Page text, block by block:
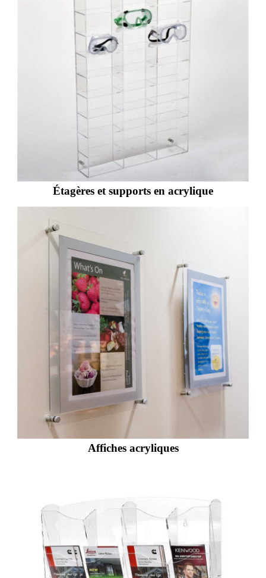
Étagères et supports en acrylique
Affiches acryliques